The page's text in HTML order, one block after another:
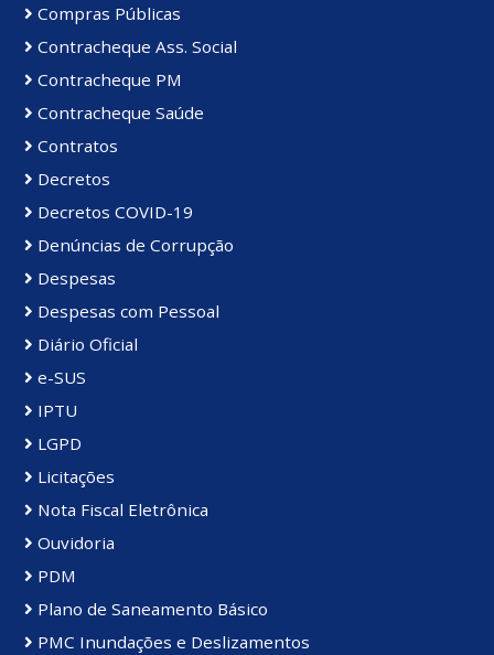
Compras Públicas
Contracheque Ass. Social
Contracheque PM
Contracheque Saúde
Contratos
Decretos
Decretos COVID-19
Denúncias de Corrupção
Despesas
Despesas com Pessoal
Diário Oficial
e-SUS
IPTU
LGPD
Licitações
Nota Fiscal Eletrônica
Ouvidoria
PDM
Plano de Saneamento Básico
PMC Inundações e Deslizamentos